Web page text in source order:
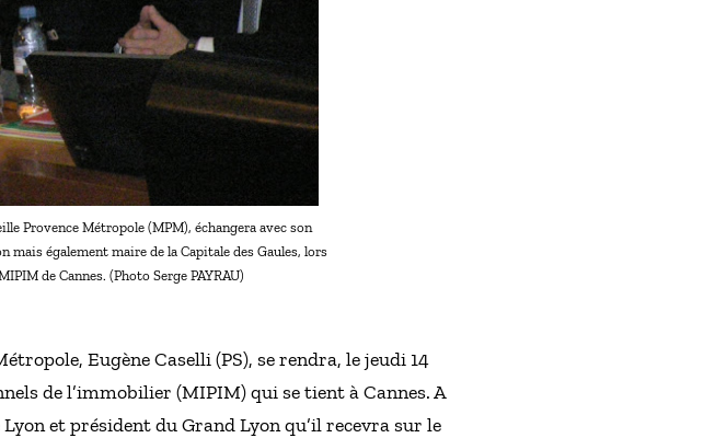
Provence Métropole (MPM), échangera avec son
également maire de la Capitale des Gaules, lors
de Cannes. (Photo Serge PAYRAU)
Eugène Caselli (PS), se rendra, le jeudi 14
de l’immobilier (MIPIM) qui se tient à Cannes. A
et président du Grand Lyon qu’il recevra sur le